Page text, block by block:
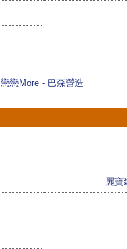
戀戀More - 巴森營造
麗寶